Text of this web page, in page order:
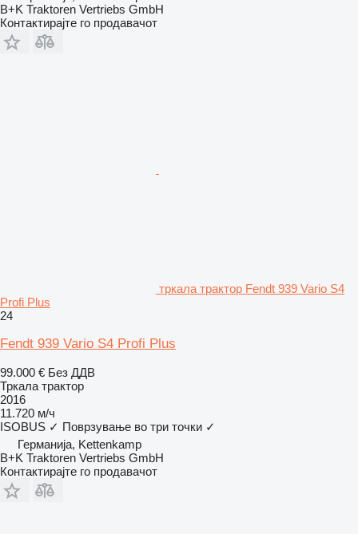
B+K Traktoren Vertriebs GmbH
Контактирајте го продавачот
тркала трактор Fendt 939 Vario S4
Profi Plus
24
Fendt 939 Vario S4 Profi Plus
99.000 € Без ДДВ
Тркала трактор
2016
11.720 м/ч
ISOBUS ✓ Поврзување во три точки ✓
Германија, Kettenkamp
B+K Traktoren Vertriebs GmbH
Контактирајте го продавачот